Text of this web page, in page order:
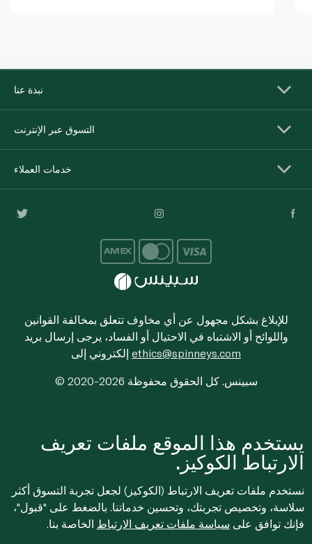
نبذة عنا
التسوق عبر الإنترنت
خدمات العملاء
للإبلاغ بشكل مجهول عن أي مخاوف تتعلق بمخالفة القوانين
واللوائح أو الاشتباه في الاحتيال أو الفساد، يرجى إرسال بريد
ethics@spinneys.com
© 2020-2026 سبينس. كل الحقوق محفوظة
يستخدم هذا الموقع ملفات تعريف
الارتباط الكوكيز.
نستخدم ملفات تعريف الارتباط (الكوكيز) لجعل تجربة التسوق أكثر
سلاسة، وتخصيص تجربتك، وتحسين خدماتنا. بالضغط على "قبول"،
فإنك توافق على سياسة ملفات تعريف الارتباط الخاصة بنا.